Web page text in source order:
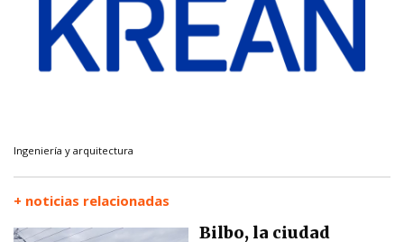
Ingeniería y arquitectura
+ noticias relacionadas
Bilbo, la ciudad